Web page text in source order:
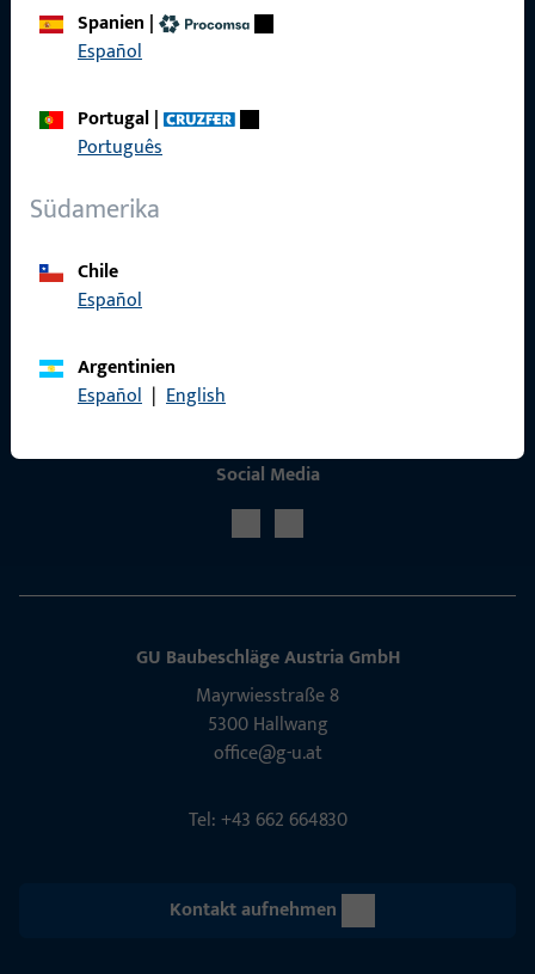
Spanien |
Español
Portugal|
Português
Südamerika
Chile
Español
Argentinien
Español | English
Social Media
GU Baubeschläge Aus­tria GmbH
Mayrwies­straße 8
5300 Hall­wang
office@g-u.at
Tel: +43 662 664830
Kontakt aufnehmen